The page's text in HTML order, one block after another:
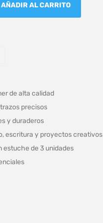
AÑADIR AL CARRITO
de alta calidad
precisos
y duraderos
escritura y proyectos creativos
estuche de 3 unidades